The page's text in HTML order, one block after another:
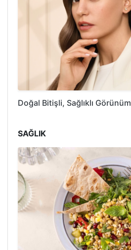
Doğal Bitişli, Sağlıklı Görünüm
SAĞLIK